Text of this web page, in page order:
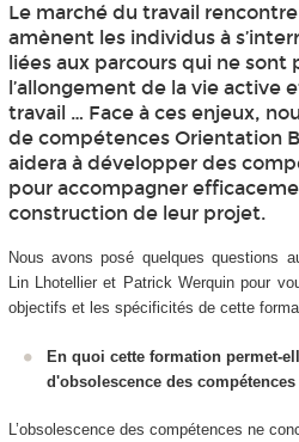
Le marché du travail
amènent les individus à
liées aux parcours qui ne sont
l’allongement de la vie active
travail … Face à ces enjeux,
de compétences Orientation
aidera à développer des
pour accompagner
construction de leur projet.
Nous avons posé quelques questions
Lin Lhotellier et Patrick Werquin pour
objectifs et les spécificités de cette
En quoi cette formation permet-
d'obsolescence des
L’obsolescence des compétences ne